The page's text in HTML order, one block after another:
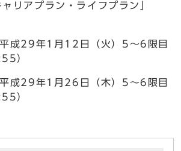
リアプラン・ライフプラン」
29年1月12日（火）5～6限目
）
29年1月26日（木）5～6限目
）